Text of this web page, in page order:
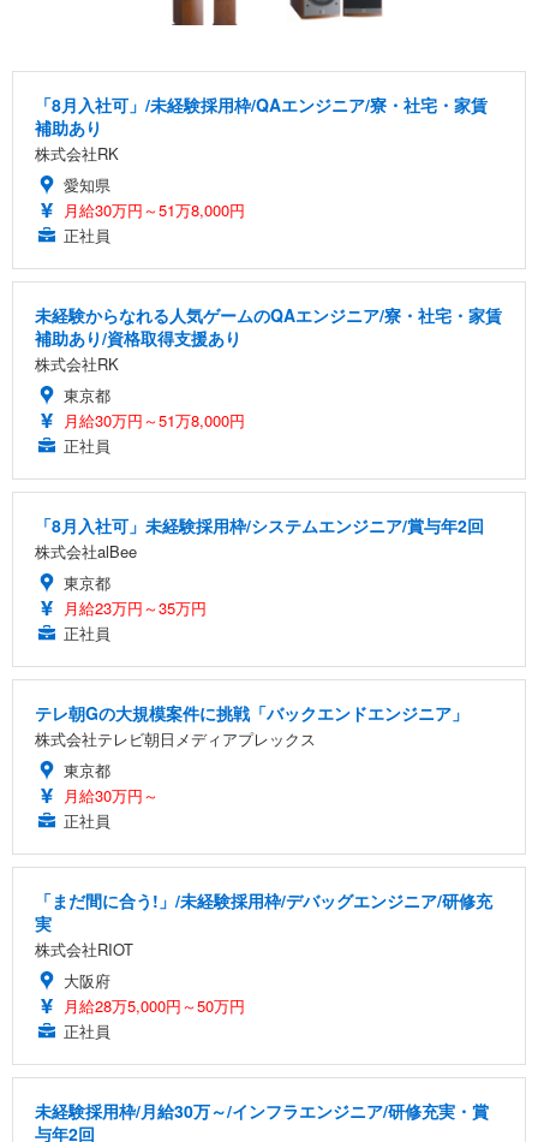
「8月入社可」/未経験採用枠/QAエンジニア/寮・社宅・家賃
補助あり
株式会社RK
愛知県
月給30万円～51万8,000円
正社員
未経験からなれる人気ゲームのQAエンジニア/寮・社宅・家賃
補助あり/資格取得支援あり
株式会社RK
東京都
月給30万円～51万8,000円
正社員
「8月入社可」未経験採用枠/システムエンジニア/賞与年2回
株式会社alBee
東京都
月給23万円～35万円
正社員
テレ朝Gの大規模案件に挑戦「バックエンドエンジニア」
株式会社テレビ朝日メディアプレックス
東京都
月給30万円～
正社員
「まだ間に合う!」/未経験採用枠/デバッグエンジニア/研修充
実
株式会社RIOT
大阪府
月給28万5,000円～50万円
正社員
未経験採用枠/月給30万～/インフラエンジニア/研修充実・賞
与年2回